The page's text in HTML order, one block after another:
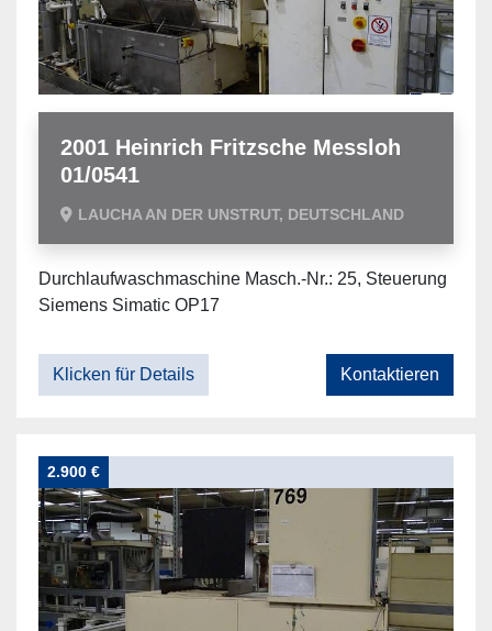
2001 Heinrich Fritzsche Messloh
01/0541
LAUCHA AN DER UNSTRUT, DEUTSCHLAND
Durchlaufwaschmaschine Masch.-Nr.: 25, Steuerung
Siemens Simatic OP17
Klicken für Details Kontaktieren
2.900 €